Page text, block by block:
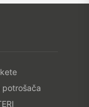
potrošača